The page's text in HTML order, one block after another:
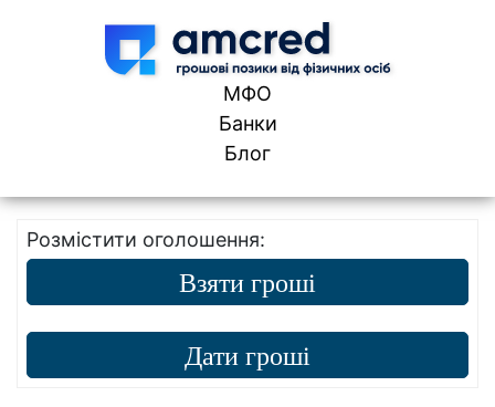
МФО
Банки
Блог
Розмістити оголошення:
Взяти гроші
Дати гроші